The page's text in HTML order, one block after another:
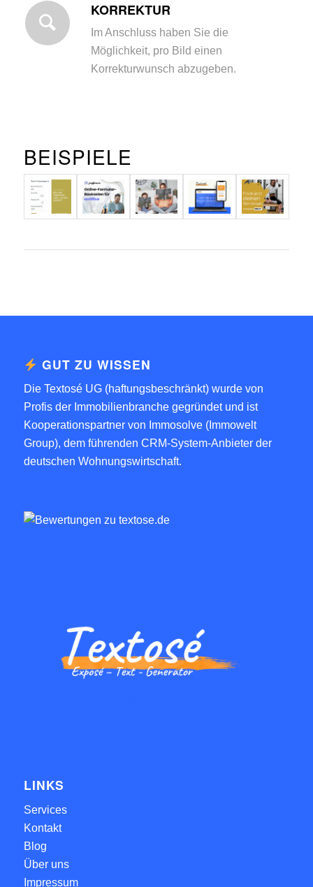
KORREKTUR
Im Anschluss haben Sie die
Möglichkeit, pro Bild einen
Korrekturwunsch abzugeben.
BEISPIELE
GUT ZU WISSEN
Die Textosé UG (haftungsbeschränkt) wurde von
Profis der Immobilienbranche gegründet und ist
Kooperationspartner von Immosolve (Immowelt
Group), dem führenden CRM-System-Anbieter der
deutschen Wohnungswirtschaft.
LINKS
Services
Kontakt
Blog
Über uns
Impressum